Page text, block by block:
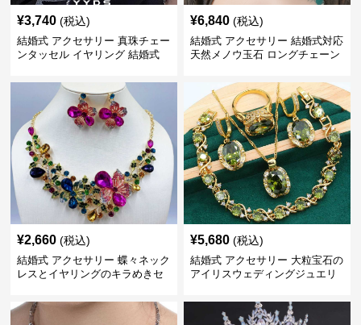
¥3,740 (税込)
結婚式 アクセサリー 真珠チェー
ンタッセル イヤリング 結婚式
¥6,840 (税込)
結婚式 アクセサリー 結婚式対応
天然メノウ玉石 ロングチェーン
¥2,660 (税込)
結婚式 アクセサリー 蝶々ネック
レスとイヤリングのキラめきセ
¥5,680 (税込)
結婚式 アクセサリー 大粒宝石の
アイリスウェディングジュエリ